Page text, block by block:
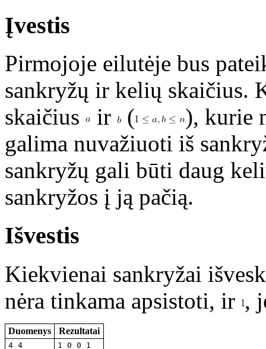
Įvestis
Pirmojoje eilutėje bus
sankryžų ir kelių skaičius.
skaičius
ir (
), kurie
galima nuvažiuoti iš
sankryžų gali būti daug
sankryžos į ją pačią.
Išvestis
Kiekvienai sankryžai
nėra tinkama apsistoti, ir ,
Duomenys Rezultatai
4 4 1 0 0 1